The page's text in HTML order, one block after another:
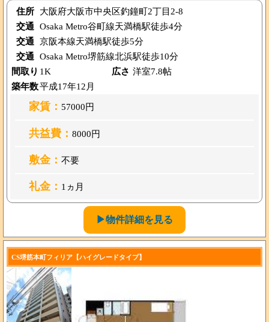
住所
大阪府大阪市中央区釣鐘町2丁目2-8
交通 Osaka Metro谷町線天満橋駅徒歩4分
交通 京阪本線天満橋駅徒歩5分
交通 Osaka Metro堺筋線北浜駅徒歩10分
間取り 1K 広さ 洋室7.8帖
築年数平成17年12月
家賃： 57000円
共益費： 8000円
敷金： 不要
礼金： 1ヵ月
▶物件詳細を見る
CS堺筋本町フィリア【ハイグレードタイプ】